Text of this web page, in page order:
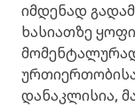
იმდენად
ხასიათზე
დანაკლისია,